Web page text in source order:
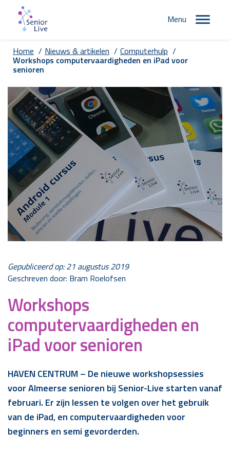
Menu
Home / Nieuws & artikelen / Computerhulp /
Workshops computervaardigheden en iPad voor
senioren
Gepubliceerd op: 21 augustus 2019
Geschreven door: Bram Roelofsen
Workshops
computervaardigheden en
iPad voor senioren
HAVEN CENTRUM – De nieuwe workshopsessies
voor Almeerse senioren bij Senior-Live starten vanaf
februari. Er zijn lessen te volgen over het gebruik
van de iPad, en computervaardigheden voor
beginners en semi gevorderden.